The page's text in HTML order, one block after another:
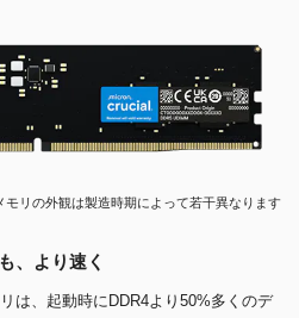
リの外観は製造時期によって若干異なります
、より速く
は、起動時にDDR4より50%多くのデ